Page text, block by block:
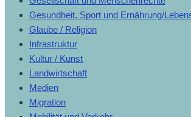
Gesundheit, Sport und Ernährung/
Glaube / Religion
Infrastruktur
Kultur / Kunst
Landwirtschaft
Medien
Migration